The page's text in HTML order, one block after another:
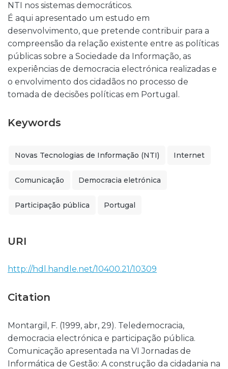
NTI nos sistemas democráticos.
É aqui apresentado um estudo em
desenvolvimento, que pretende contribuir para a
compreensão da relação existente entre as políticas
públicas sobre a Sociedade da Informação, as
experiências de democracia electrónica realizadas e
o envolvimento dos cidadãos no processo de
tomada de decisões políticas em Portugal.
Keywords
Novas Tecnologias de Informação (NTI) Internet
Comunicação Democracia eletrónica
Participação pública Portugal
URI
http://hdl.handle.net/10400.21/10309
Citation
Montargil, F. (1999, abr, 29). Teledemocracia,
democracia electrónica e participação pública.
Comunicação apresentada na VI Jornadas de
Informática de Gestão: A construção da cidadania na